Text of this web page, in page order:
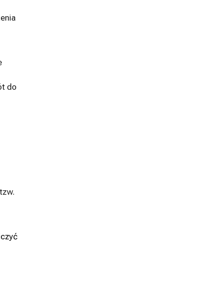
do